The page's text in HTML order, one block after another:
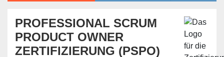
PROFESSIONAL SCRUM
PRODUCT OWNER
ZERTIFIZIERUNG (PSPO)